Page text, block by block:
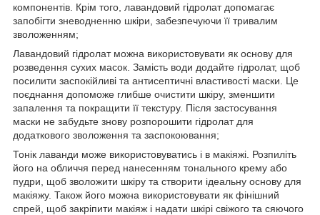
компонентів. Крім того, лавандовий гідролат допомагає
запобігти зневодненню шкіри, забезпечуючи її тривалим
зволоженням;
Лавандовий гідролат можна використовувати як основу для
розведення сухих масок. Замість води додайте гідролат, щоб
посилити заспокійливі та антисептичні властивості маски. Це
поєднання допоможе глибше очистити шкіру, зменшити
запалення та покращити її текстуру. Після застосування
маски не забудьте знову розпорошити гідролат для
додаткового зволоження та заспокоювання;
Тонік лаванди може використовуватись і в макіяжі. Розпиліть
його на обличчя перед нанесенням тонального крему або
пудри, щоб зволожити шкіру та створити ідеальну основу для
макіяжу. Також його можна використовувати як фінішний
спрей, щоб закріпити макіяж і надати шкірі свіжого та сяючого